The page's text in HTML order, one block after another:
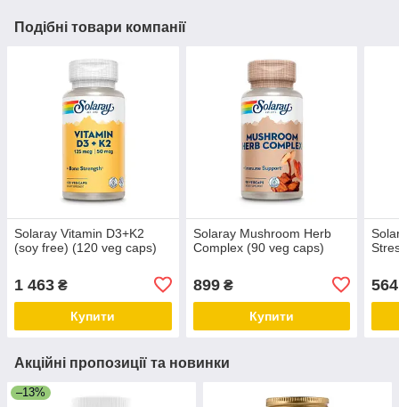
Подібні товари компанії
Solaray Vitamin D3+K2
(soy free) (120 veg caps)
1 463 ₴
Купити
Solaray Mushroom Herb
Complex (90 veg caps)
899₴
Купити
564
Акційні пропозиції та новинки
–13%